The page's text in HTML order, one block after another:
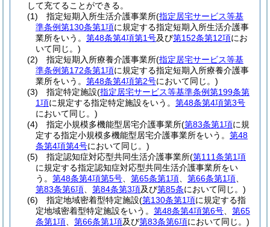
して充てることができる。
(1)
指定短期入所生活介護事業所(指定居宅サービス等基
準条例第130条第1項に規定する指定短期入所生活介護事
業所をいう。 第48条第4項第1号及び第152条第12項にお
いて同じ。)
(2)
指定短期入所療養介護事業所(指定居宅サービス等基
準条例第172条第1項に規定する指定短期入所療養介護事
業所をいう。 第48条第4項第2号において同じ。)
(3)
指定特定施設(指定居宅サービス等基準条例第199条第
1項に規定する指定特定施設をいう。 第48条第4項第3号
において同じ。)
(4)
指定小規模多機能型居宅介護事業所(第83条第1項に規
定する指定小規模多機能型居宅介護事業所をいう。 第48
条第4項第4号において同じ。)
(5)
指定認知症対応型共同生活介護事業所(第111条第1項
に規定する指定認知症対応型共同生活介護事業所をい
う。 第48条第4項第5号 第65条第1項 第66条第1項
第83条第6項
第84条第3項及び第85条において同じ。)
(6)
指定地域密着型特定施設(第130条第1項に規定する指
定地域密着型特定施設をいう。 第48条第4項第6号
第65
条第1項
第66条第1項及び第83条第6項において同じ。)